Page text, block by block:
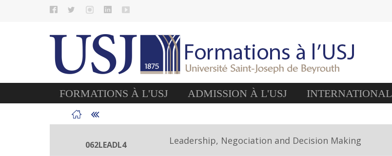
FORMATIONS À L'USJ ADMISSION À L'USJ INTERNATIONAL
062LEADL4 Leadership, Negociation and Decision Making